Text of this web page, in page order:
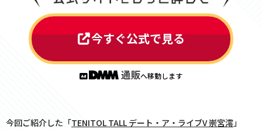
今すぐ公式で見る
へ移動します
今回ご紹介した「TENITOL TALL デート・ア・ライブV 崇宮澪」